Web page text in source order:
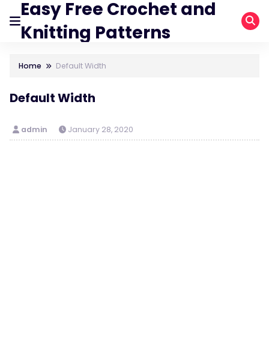
Easy Free Crochet and
Knitting Patterns
Home Default Width
Default Width
admin January 28, 2020